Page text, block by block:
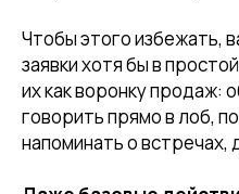
Чтобы этого избежать,
заявки хотя бы в
их как воронку продаж:
говорить прямо в лоб,
напоминать о